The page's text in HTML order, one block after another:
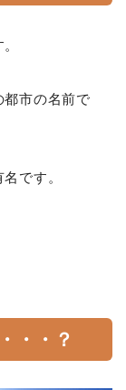
市の名前で
です。
・・？